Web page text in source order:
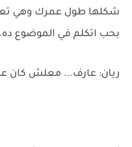
شكلها طول عمرك وهي
بحب اتكلم في الموضوع ده.
ريان: عارف... معلش